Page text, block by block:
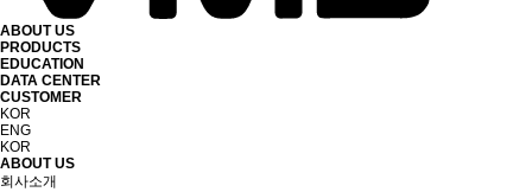
ABOUT US
PRODUCTS
EDUCATION
DATA CENTER
CUSTOMER
KOR
ENG
KOR
ABOUT US
회사소개